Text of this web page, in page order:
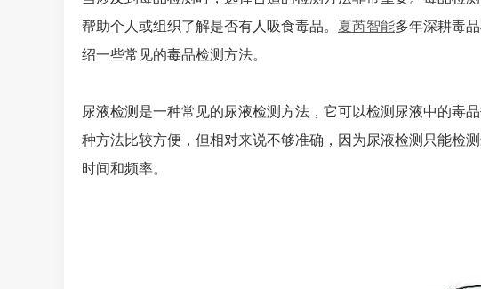
帮助个人或组织了解是否有人吸食毒品。 夏芮智能多年深耕毒
绍一些常见的毒品检测方法。
尿液检测是一种常见的尿液检测方法，它可以检测尿液中的毒
种方法比较方便，但相对来说不够准确，因为尿液检测只能检
时间和频率。